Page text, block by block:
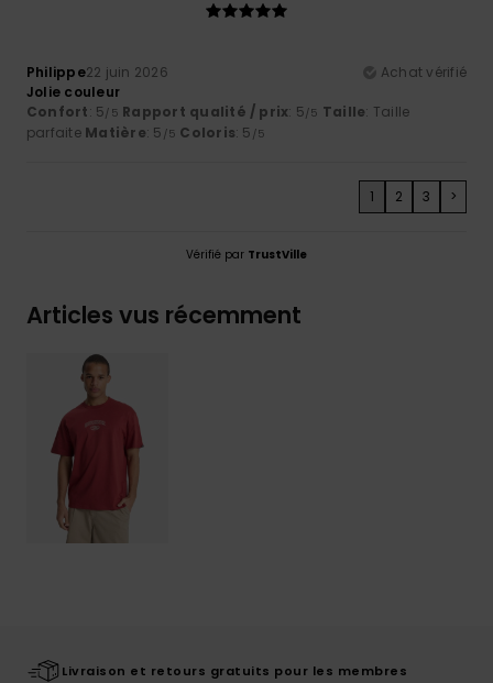
Philippe22 juin 2026
Achat vérifié
Jolie couleur
Confort: 5/5 Rapport qualité / prix: 5/5 Taille: Taille
parfaite Matière: 5 /5 Coloris: 5 /5
1 2 3 >
Vérifié par TrustVille
Articles vus récemment
Livraison et retours gratuits pour les membres